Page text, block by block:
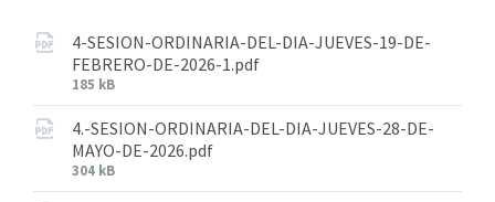
4-SESION-ORDINARIA-DEL-DIA-JUEVES-19-DE-
FEBRERO-DE-2026-1.pdf
185 kB
4.-SESION-ORDINARIA-DEL-DIA-JUEVES-28-DE-
MAYO-DE-2026.pdf
304 kB